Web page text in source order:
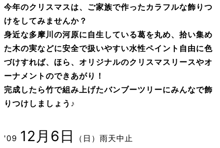
今年のクリスマスは、ご家族で作ったカラフルな飾りつ
けをしてみませんか？
身近な多摩川の河原に自生している葛を丸め、拾い集め
た木の実などに安全で扱いやすい水性ペイント自由に色
づけすれば、ほら、オリジナルのクリスマスリースやオ
ーナメントのできあがり！
完成したら竹で組み上げたバンブーツリーにみんなで飾
りつけしましょう♪
'09 12月6日 （日）雨天中止